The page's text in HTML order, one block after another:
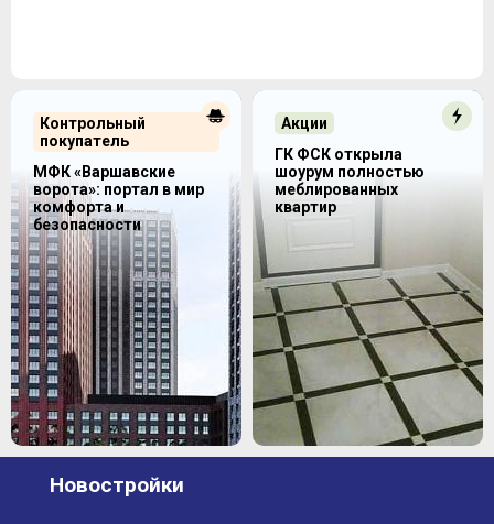
Контрольный
покупатель
МФК «Варшавские
ворота»: портал в мир
комфорта и
безопасности
Акции
ГК ФСК открыла
шоурум полностью
меблированных
квартир
Новостройки